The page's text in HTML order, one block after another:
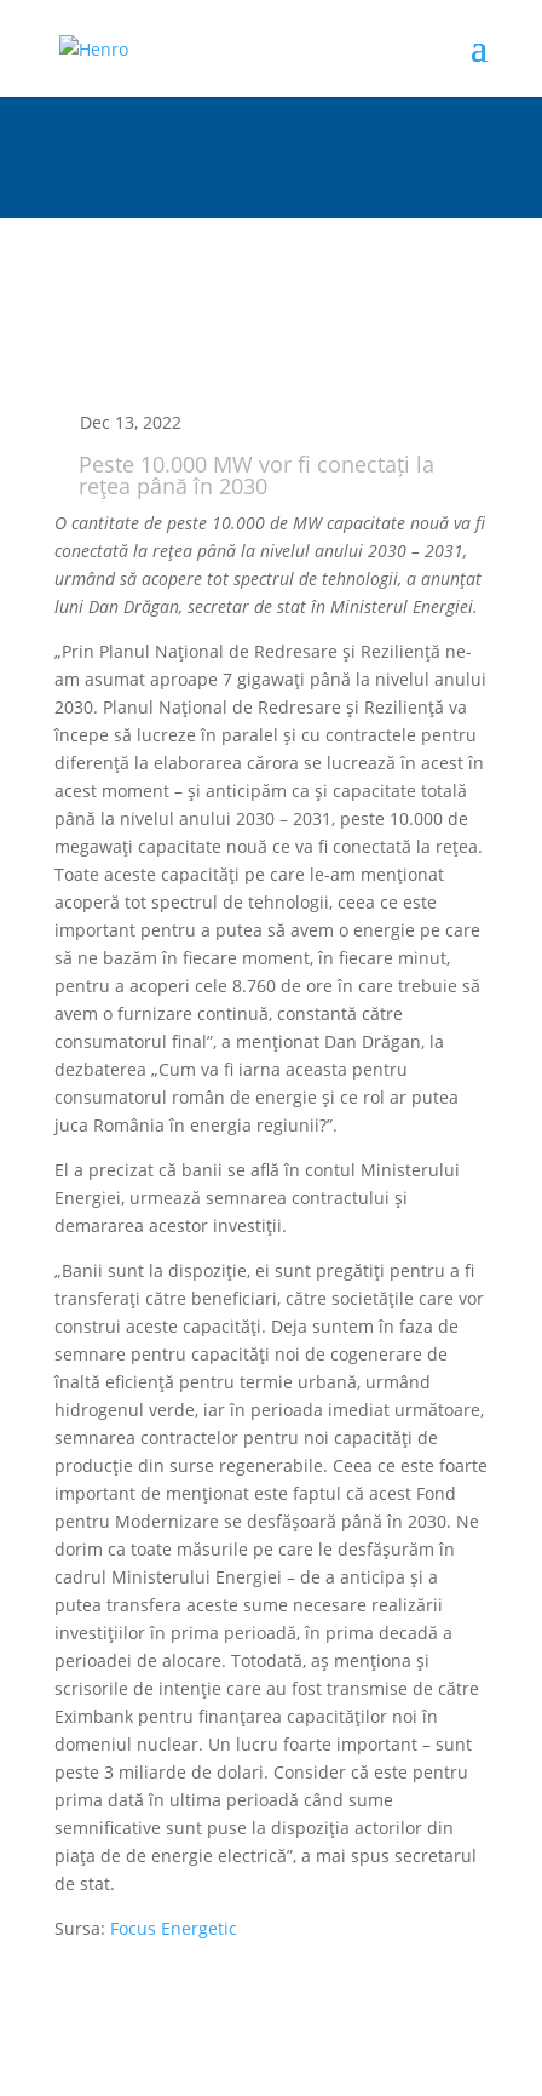
Dec 13, 2022
Peste 10.000 MW vor fi conectați la
reţea până în 2030
O cantitate de peste 10.000 de MW capacitate nouă va fi
conectată la reţea până la nivelul anului 2030 – 2031,
urmând să acopere tot spectrul de tehnologii, a anunţat
luni Dan Drăgan, secretar de stat în Ministerul Energiei.
„Prin Planul Naţional de Redresare şi Rezilienţă ne-
am asumat aproape 7 gigawaţi până la nivelul anului
2030. Planul Naţional de Redresare şi Rezilienţă va
începe să lucreze în paralel şi cu contractele pentru
diferenţă la elaborarea cărora se lucrează în acest în
acest moment – şi anticipăm ca şi capacitate totală
până la nivelul anului 2030 – 2031, peste 10.000 de
megawaţi capacitate nouă ce va fi conectată la reţea.
Toate aceste capacităţi pe care le-am menţionat
acoperă tot spectrul de tehnologii, ceea ce este
important pentru a putea să avem o energie pe care
să ne bazăm în fiecare moment, în fiecare minut,
pentru a acoperi cele 8.760 de ore în care trebuie să
avem o furnizare continuă, constantă către
consumatorul final”, a menţionat Dan Drăgan, la
dezbaterea „Cum va fi iarna aceasta pentru
consumatorul român de energie şi ce rol ar putea
juca România în energia regiunii?”.
El a precizat că banii se află în contul Ministerului
Energiei, urmează semnarea contractului şi
demararea acestor investiţii.
„Banii sunt la dispoziţie, ei sunt pregătiţi pentru a fi
transferaţi către beneficiari, către societăţile care vor
construi aceste capacităţi. Deja suntem în faza de
semnare pentru capacităţi noi de cogenerare de
înaltă eficienţă pentru termie urbană, urmând
hidrogenul verde, iar în perioada imediat următoare,
semnarea contractelor pentru noi capacităţi de
producţie din surse regenerabile. Ceea ce este foarte
important de menţionat este faptul că acest Fond
pentru Modernizare se desfăşoară până în 2030. Ne
dorim ca toate măsurile pe care le desfăşurăm în
cadrul Ministerului Energiei – de a anticipa şi a
putea transfera aceste sume necesare realizării
investiţiilor în prima perioadă, în prima decadă a
perioadei de alocare. Totodată, aş menţiona şi
scrisorile de intenţie care au fost transmise de către
Eximbank pentru finanţarea capacităţilor noi în
domeniul nuclear. Un lucru foarte important – sunt
peste 3 miliarde de dolari. Consider că este pentru
prima dată în ultima perioadă când sume
semnificative sunt puse la dispoziţia actorilor din
piaţa de de energie electrică”, a mai spus secretarul
de stat.
Sursa: Focus Energetic